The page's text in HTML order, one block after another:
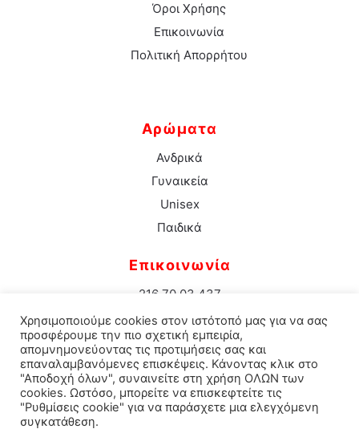
Όροι Χρήσης
Επικοινωνία
Πολιτική Απορρήτου
Αρώματα
Ανδρικά
Γυναικεία
Unisex
Παιδικά
Επικοινωνία
216 70 03 437
info@aromacenter.gr
25ης Μαρτίου 1 Νέα Σμύρνη 171 21
© 2021 Aroma Center. All rights reserved.Κατασκευή
Χρησιμοποιούμε cookies στον ιστότοπό μας για να σας
προσφέρουμε την πιο σχετική εμπειρία,
απομνημονεύοντας τις προτιμήσεις σας και
επαναλαμβανόμενες επισκέψεις. Κάνοντας κλικ στο
"Αποδοχή όλων", συναινείτε στη χρήση ΟΛΩΝ των
cookies. Ωστόσο, μπορείτε να επισκεφτείτε τις
"Ρυθμίσεις cookie" για να παράσχετε μια ελεγχόμενη
συγκατάθεση.